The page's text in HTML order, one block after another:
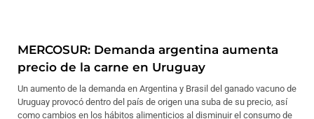
MERCOSUR: Demanda argentina aumenta
precio de la carne en Uruguay
Un aumento de la demanda en Argentina y Brasil del ganado vacuno de
Uruguay provocó dentro del país de origen una suba de su precio, así
como cambios en los hábitos alimenticios al disminuir el consumo de